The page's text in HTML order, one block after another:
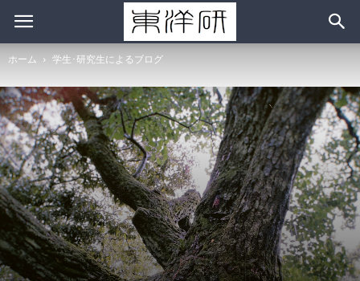
ホーム 学生･研究生によるブログ